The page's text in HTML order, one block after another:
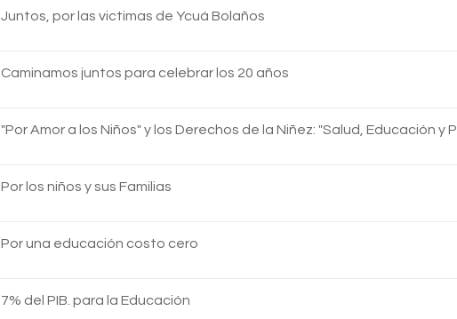
Juntos, por las victimas de Ycuá Bolaños
Caminamos juntos para celebrar los 20 años
"Por Amor a los Niños" y los Derechos de la Niñez: "Salud, Educación y
Por los niños y sus Familias
Por una educación costo cero
7% del PIB. para la Educación